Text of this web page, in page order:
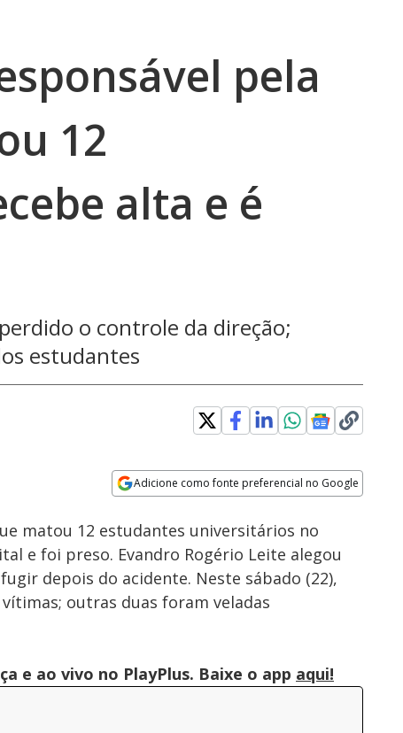
pela
12
alta e é
o controle da direção;
estudantes
Adicione como fonte preferencial no Google
Velocidade
matou 12 estudantes universitários no
e foi preso. Evandro Rogério Leite alegou
depois do acidente. Neste sábado (22),
outras duas foram veladas
e ao vivo no PlayPlus. Baixe o app aqui!